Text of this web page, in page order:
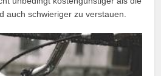
auch schwieriger zu verstauen.